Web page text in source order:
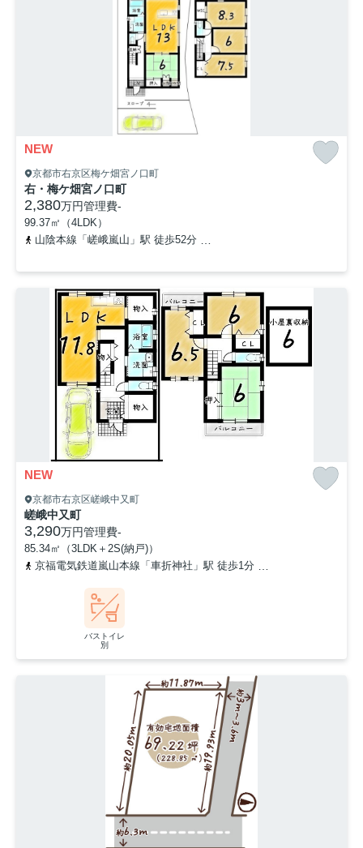
NEW
京都市右京区梅ケ畑宮ノ口町
右・梅ケ畑宮ノ口町
2,380万円管理費-
99.37㎡（4LDK）
山陰本線「嵯峨嵐山」駅 徒歩52分
NEW
京都市右京区嵯峨中又町
嵯峨中又町
3,290万円管理費-
85.34㎡（3LDK＋2S(納戸)）
京福電気鉄道嵐山本線「車折神社」駅 徒歩1分
バストイレ
別